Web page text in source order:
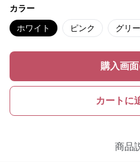
カラー
ホワイト ピンク グリ
購入画
カートに
商品